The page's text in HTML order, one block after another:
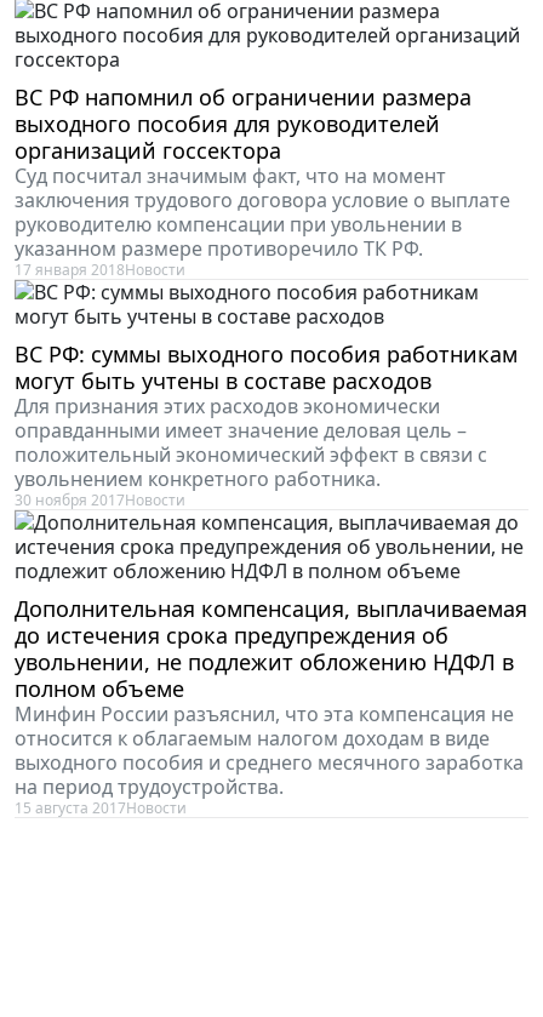
ВС РФ напомнил об ограничении размера
выходного пособия для руководителей
организаций госсектора
Суд посчитал значимым факт, что на момент
заключения трудового договора условие о выплате
руководителю компенсации при увольнении в
указанном размере противоречило ТК РФ.
17 января 2018Новости
ВС РФ: суммы выходного пособия работникам
могут быть учтены в составе расходов
Для признания этих расходов экономически
оправданными имеет значение деловая цель –
положительный экономический эффект в связи с
увольнением конкретного работника.
30 ноября 2017Новости
Дополнительная компенсация, выплачиваемая
до истечения срока предупреждения об
увольнении, не подлежит обложению НДФЛ в
полном объеме
Минфин России разъяснил, что эта компенсация не
относится к облагаемым налогом доходам в виде
выходного пособия и среднего месячного заработка
на период трудоустройства.
15 августа 2017Новости